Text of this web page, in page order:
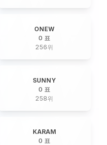
ONEW
0 표
256위
SUNNY
0 표
258위
KARAM
0 표